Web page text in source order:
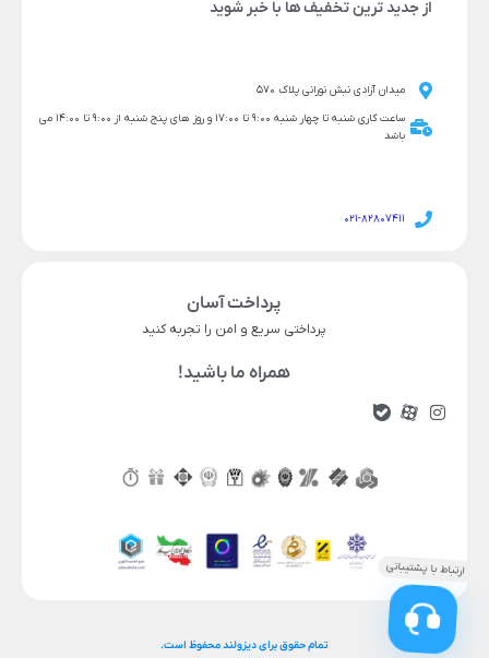
افزودن به سبد خرید
از جدید ترین تخفیف ها با خبر شوید
میدان آزادی نبش نورانی پلاک 570
ساعت کاری شنبه تا چهار شنبه 9:00 تا 17:00 و روز های پنج شنبه از 9:00 تا 14:00 می
باشد
021-82807411
پرداخت آسان
پرداختی سریع و امن را تجربه کنید
همراه ما باشید!
تمام حقوق برای دیزولند محفوظ است.